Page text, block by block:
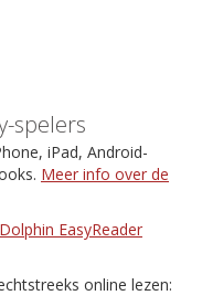
spelers
iPad, Android-
Meer info over de
Dolphin EasyReader
online lezen: